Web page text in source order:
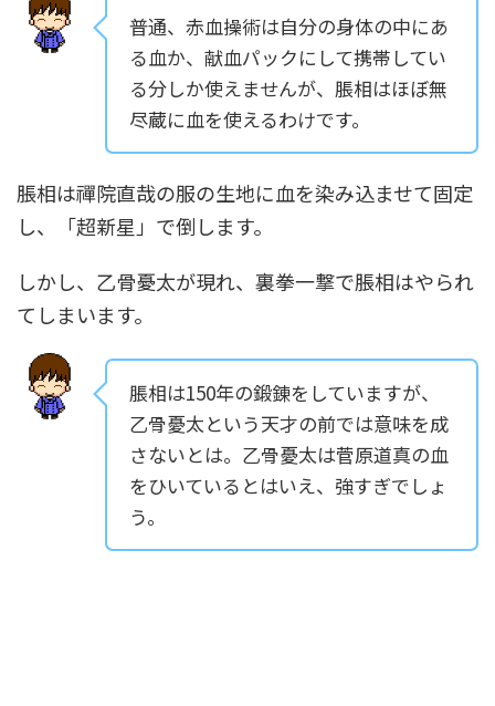
普通、赤血操術は自分の身体の中にあ
る血か、献血パックにして携帯してい
る分しか使えませんが、脹相はほぼ無
尽蔵に血を使えるわけです。
脹相は禪院直哉の服の生地に血を染み込ませて固定
し、「超新星」で倒します。
しかし、乙骨憂太が現れ、裏拳一撃で脹相はやられ
てしまいます。
脹相は150年の鍛錬をしていますが、
乙骨憂太という天才の前では意味を成
さないとは。乙骨憂太は菅原道真の血
をひいているとはいえ、強すぎでしょ
う。